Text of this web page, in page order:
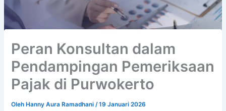
Peran Konsultan dalam
Pendampingan Pemeriksaan
Pajak di Purwokerto
Oleh Hanny Aura Ramadhani/19 Januari 2026